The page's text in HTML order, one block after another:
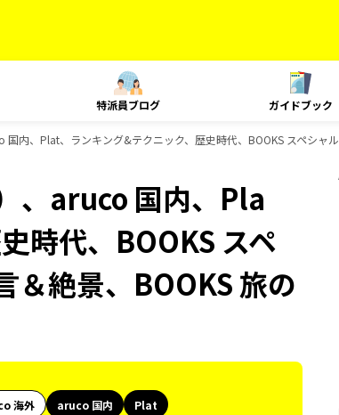
特派員ブログ ガイドブック
内、Plat、ランキング&テクニック、歴史時代、BOOKS スペシャ
、aruco 国内、Pla
時代、BOOKS スペ
＆絶景、BOOKS 旅の
海外 aruco 国内
Plat